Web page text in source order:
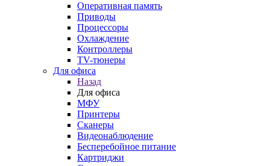
Оперативная память
Приводы
Процессоры
Охлаждение
Контроллеры
TV-тюнеры
Для офиса
Назад
Для офиса
МФУ
Принтеры
Сканеры
Видеонаблюдение
Бесперебойное питание
Картриджи